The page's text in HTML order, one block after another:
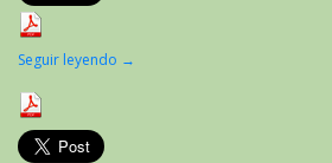
Seguir leyendo →